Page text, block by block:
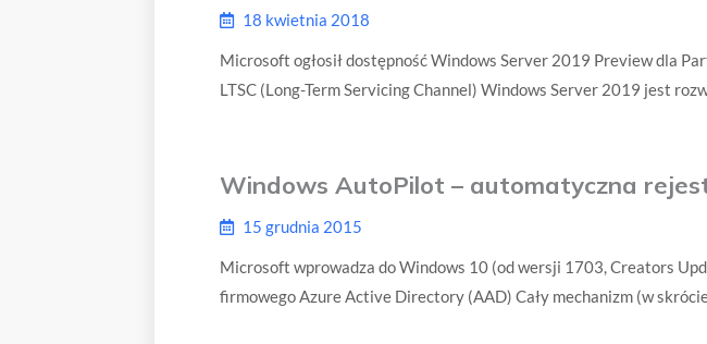
18 kwietnia 2018
Microsoft ogłosił dostępność Windows Server 2019 Preview dla
LTSC (Long-Term Servicing Channel) Windows Server 2019 jest
Windows AutoPilot – automatyczna
15 grudnia 2015
Microsoft wprowadza do Windows 10 (od wersji 1703, Creators
firmowego Azure Active Directory (AAD) Cały mechanizm (w